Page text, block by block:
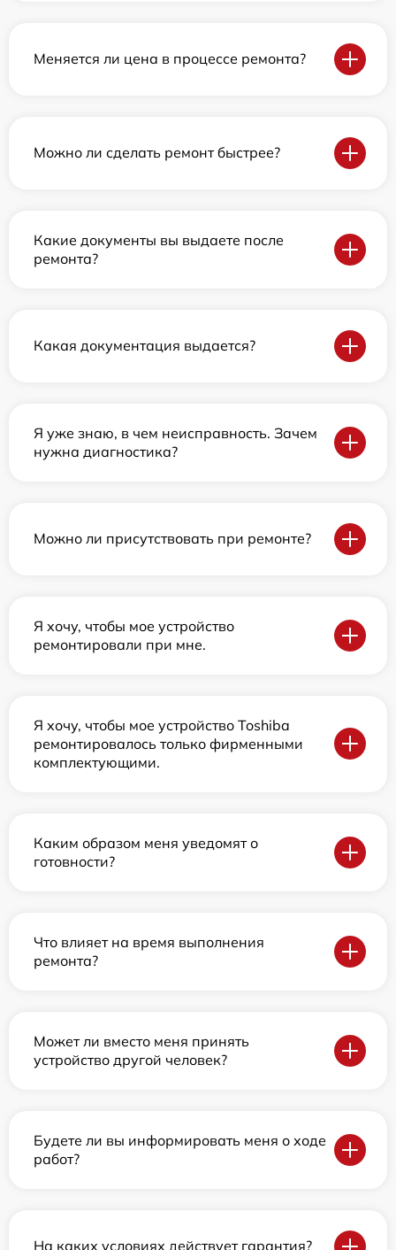
Меняется ли цена в процессе ремонта?
Можно ли сделать ремонт быстрее?
Какие документы вы выдаете после
ремонта?
Какая документация выдается?
Я уже знаю, в чем неисправность. Зачем
нужна диагностика?
Можно ли присутствовать при ремонте?
Я хочу, чтобы мое устройство
ремонтировали при мне.
Я хочу, чтобы мое устройство Toshiba
ремонтировалось только фирменными
комплектующими.
Каким образом меня уведомят о
готовности?
Что влияет на время выполнения
ремонта?
Может ли вместо меня принять
устройство другой человек?
Будете ли вы информировать меня о ходе
работ?
На каких условиях действует гарантия?